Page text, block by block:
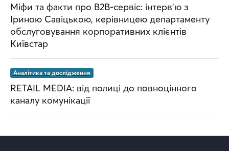
Міфи та факти про B2B-сервіс: інтерв’ю з
Іриною Савіцькою, керівницею департаменту
обслуговування корпоративних клієнтів
Київстар
Аналітика та дослідження
RETAIL MEDIA: від полиці до повноцінного
каналу комунікації